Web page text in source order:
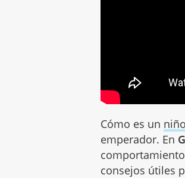
Cómo es un
emperador. En
consejos útiles